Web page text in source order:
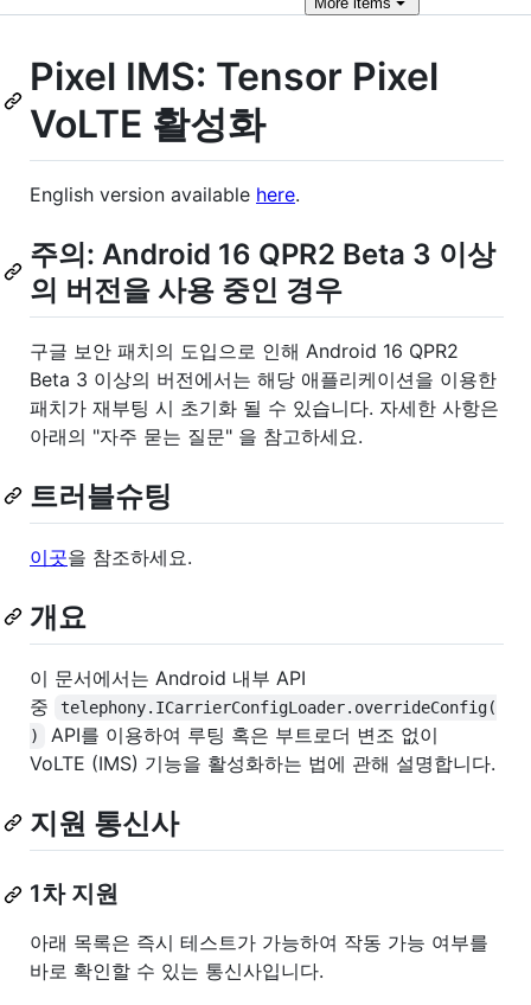
Pixel IMS: Tensor Pixel
VoLTE 활성화
English version available here.
주의: Android 16 QPR2 Beta 3 이상
의 버전을 사용 중인 경우
구글 보안 패치의 도입으로 인해 Android 16 QPR2
Beta 3 이상의 버전에서는 해당 애플리케이션을 이용한
패치가 재부팅 시 초기화 될 수 있습니다. 자세한 사항은
아래의 "자주 묻는 질문" 을 참고하세요.
트러블슈팅
이곳을 참조하세요.
개요
이 문서에서는 Android 내부 API
중
telephony.ICarrierConfigLoader.overrideConfig(
)
API를 이용하여 루팅 혹은 부트로더 변조 없이
VoLTE (IMS) 기능을 활성화하는 법에 관해 설명합니다.
지원 통신사
1차 지원
아래 목록은 즉시 테스트가 가능하여 작동 가능 여부를
바로 확인할 수 있는 통신사입니다.